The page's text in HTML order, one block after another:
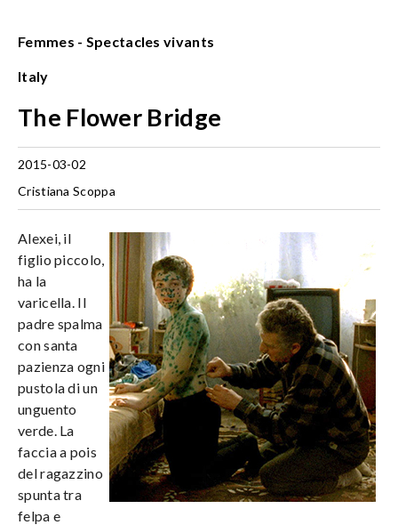
Femmes - Spectacles vivants
Italy
The Flower Bridge
2015-03-02
Cristiana Scoppa
Alexei, il
figlio piccolo,
ha la
varicella. Il
padre spalma
con santa
pazienza ogni
pustola di un
unguento
verde. La
faccia a pois
del ragazzino
spunta tra
felpa e